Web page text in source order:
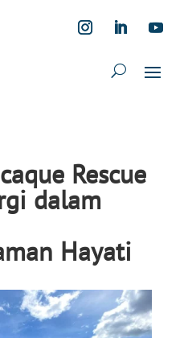
Rescue
dalam
Hayati